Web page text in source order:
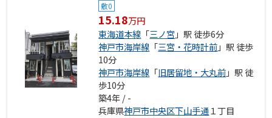
敷0
15.18万円
東海道本線 「三ノ宮 」駅 徒歩6分
神戸市海岸線 「三宮・花時計前」駅 徒歩
10分
神戸市海岸線 「旧居留地・大丸前」駅 徒
歩10分
築4年 / -
兵庫県神戸市中央区下山手通１丁目